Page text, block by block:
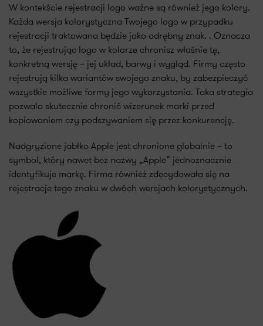
W kontekście rejestracji logo ważne są również jego kolory.
Każda wersja kolorystyczna Twojego logo w przypadku
rejestracji traktowana będzie jako odrębny znak. . Oznacza
to, że rejestrując logo w kolorze chronisz właśnie tę,
konkretną wersję – jej układ, barwy i wygląd. Firmy często
rejestrują kilka wariantów swojego znaku, by zabezpieczyć
wszystkie możliwe formy jego wykorzystania. Taka strategia
pozwala skutecznie chronić wizerunek marki przed
kopiowaniem czy podszywaniem się przez konkurencję.
Nadgryzione jabłko Apple jest chronione globalnie – to
symbol, który nawet bez nazwy „Apple” jednoznacznie
identyfikuje markę. Firma również zdecydowała się na
rejestracje tego znaku w dwóch wersjach kolorystycznych.